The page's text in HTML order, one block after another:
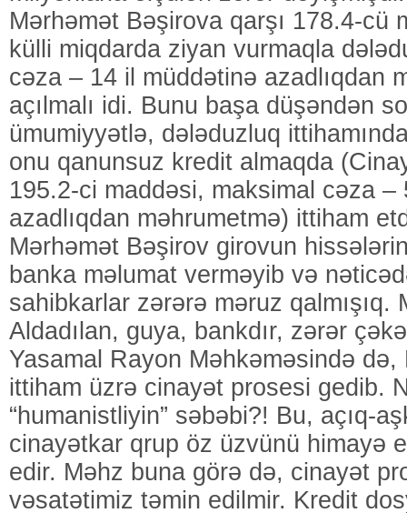
Mərhəmət Bəşirova qarşı 178.4-cü
külli miqdarda ziyan vurmaqla
cəza – 14 il müddətinə azadlıqdan
açılmalı idi. Bunu başa düşəndən
ümumiyyətlə, dələduzluq
onu qanunsuz kredit almaqda
195.2-ci maddəsi, maksimal cəza –
azadlıqdan məhrumetmə) ittiham
Mərhəmət Bəşirov girovun
banka məlumat verməyib və
sahibkarlar zərərə məruz qalmışıq.
Aldadılan, guya, bankdır, zərər
Yasamal Rayon Məhkəməsində də,
ittiham üzrə cinayət prosesi gedib.
“humanistliyin” səbəbi?! Bu, açıq-
cinayətkar qrup öz üzvünü himayə
edir. Məhz buna görə də, cinayət
vəsatətimiz təmin edilmir. Kredit